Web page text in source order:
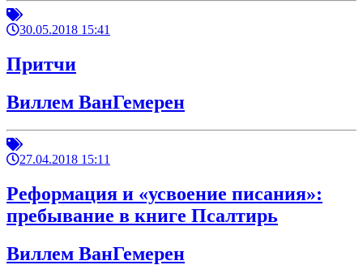
30.05.2018 15:41
Притчи
Виллем ВанГемерен
27.04.2018 15:11
Реформация и «усвоение писания»:
пребывание в книге Псалтирь
Виллем ВанГемерен